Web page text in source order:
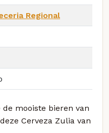
Regional
de mooiste bieren van
Cerveza Zulia van